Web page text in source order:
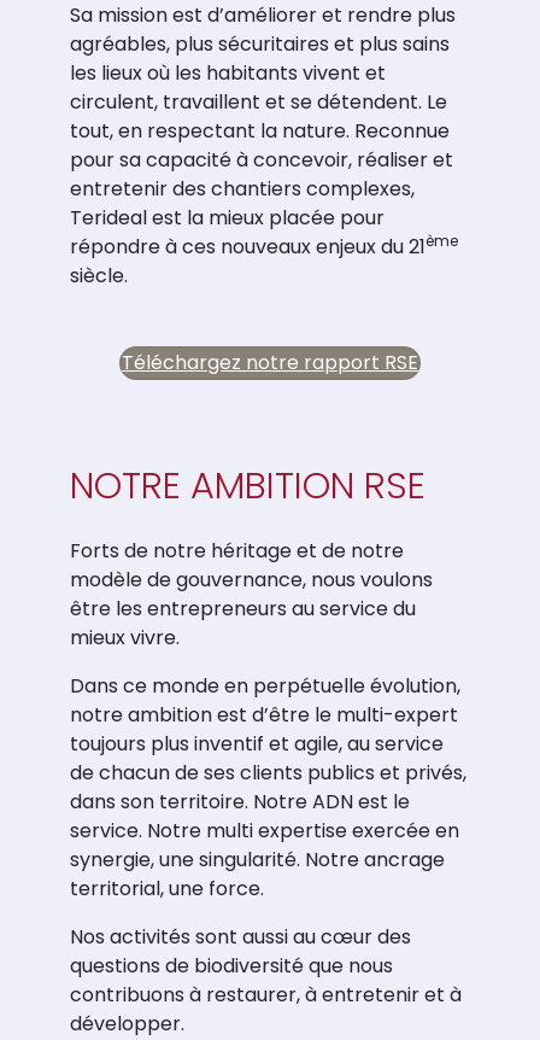
Sa mission est d’améliorer et rendre plus
agréables, plus sécuritaires et plus sains
les lieux où les habitants vivent et
circulent, travaillent et se détendent. Le
tout, en respectant la nature. Reconnue
pour sa capacité à concevoir, réaliser et
entretenir des chantiers complexes,
Terideal est la mieux placée pour
répondre à ces nouveaux enjeux du 21ème
siècle.
Téléchargez notre rapport RSE
NOTRE AMBITION RSE
Forts de notre héritage et de notre
modèle de gouvernance, nous voulons
être les entrepreneurs au service du
mieux vivre.
Dans ce monde en perpétuelle évolution,
notre ambition est d’être le multi-expert
toujours plus inventif et agile, au service
de chacun de ses clients publics et privés,
dans son territoire. Notre ADN est le
service. Notre multi expertise exercée en
synergie, une singularité. Notre ancrage
territorial, une force.
Nos activités sont aussi au cœur des
questions de biodiversité que nous
contribuons à restaurer, à entretenir et à
développer.